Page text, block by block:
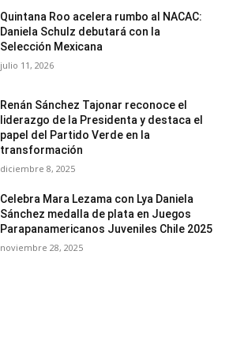
Quintana Roo acelera rumbo al NACAC:
Daniela Schulz debutará con la
Selección Mexicana
julio 11, 2026
Renán Sánchez Tajonar reconoce el
liderazgo de la Presidenta y destaca el
papel del Partido Verde en la
transformación
diciembre 8, 2025
Celebra Mara Lezama con Lya Daniela
Sánchez medalla de plata en Juegos
Parapanamericanos Juveniles Chile 2025
noviembre 28, 2025